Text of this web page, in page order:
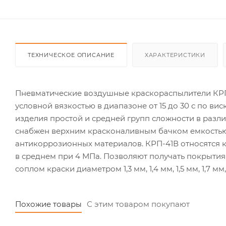
ТЕХНИЧЕСКОЕ ОПИСАНИЕ ХАРАКТЕРИСТИКИ
Пневматические воздушные краскораспылители
условной вязкостью в диапазоне от 15 до 30 с по
изделия простой и средней групп сложности в
снабжен верхним красконаливным бачком
антикоррозионных материалов. КРП-41В
в среднем при 4 МПа. Позволяют получать
соплом краски диаметром 1,3 мм, 1,4 мм, 1,5 мм, 1,7
Похожие товары С этим товаром покупают